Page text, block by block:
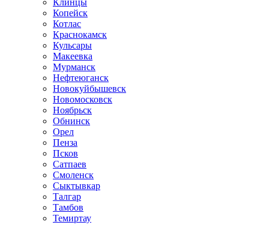
Клинцы
Копейск
Котлас
Краснокамск
Кульсары
Макеевка
Мурманск
Нефтеюганск
Новокуйбышевск
Новомосковск
Ноябрьск
Обнинск
Орел
Пенза
Псков
Сатпаев
Смоленск
Сыктывкар
Талгар
Тамбов
Темиртау